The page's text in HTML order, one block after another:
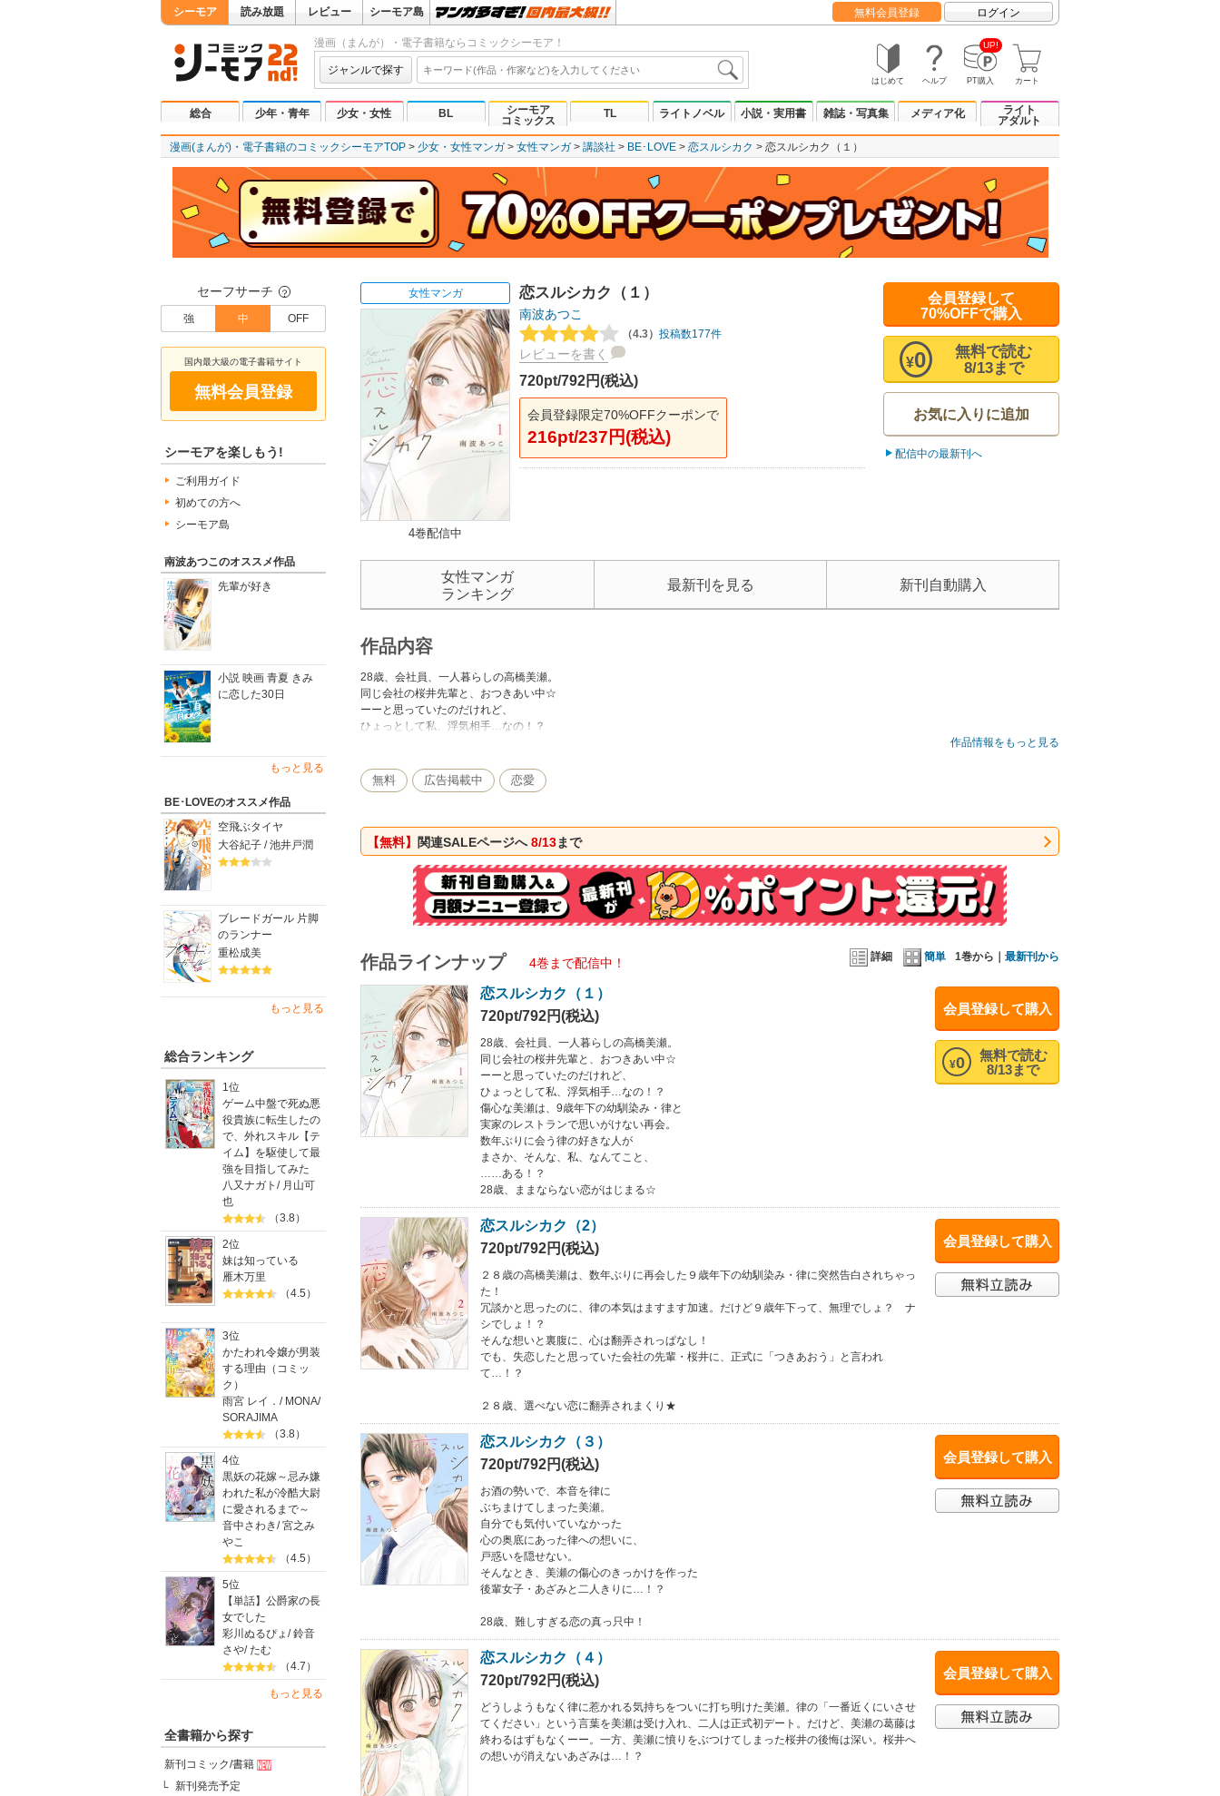
シーモア 読み放題 レビュー シーモア島 無料会員登録 ログイン
漫画（まんが）・電子書籍ならコミックシーモア！
ジャンルで探す
はじめて ヘルプ
UP!
PT購入 カート
総合 少年・青年 少女・女性 BL
シーモア
コミックス
TL ライトノベル 小説・実用書 雑誌・写真集 メディア化
ライト
アダルト
漫画(まんが)・電子書籍のコミックシーモアTOP 少女・女性マンガ 女性マンガ 講談社 BE･LOVE 恋スルシカク 恋スルシカク（１）
セーフサーチ ？
強 中 OFF
国内最大級の電子書籍サイト
無料会員登録
シーモアを楽しもう!
ご利用ガイド
初めての方へ
シーモア島
南波あつこのオススメ作品
先輩が好き
小説 映画 青夏 きみ
に恋した30日
もっと見る
BE･LOVEのオススメ作品
空飛ぶタイヤ
大谷紀子 / 池井戸潤
ブレードガール 片脚
のランナー
重松成美
もっと見る
総合ランキング
1位
ゲーム中盤で死ぬ悪
役貴族に転生したの
で、外れスキル【テ
イム】を駆使して最
強を目指してみた
八又ナガト / 月山可
也
（3.8）
2位
妹は知っている
雁木万里
（4.5）
3位
かたわれ令嬢が男装
する理由（コミッ
ク）
雨宮 レイ． / MONA/
SORAJIMA
（3.8）
4位
黒妖の花嫁～忌み嫌
われた私が冷酷大尉
に愛されるまで～
音中さわき/宮之み
やこ
（4.5）
5位
【単話】公爵家の長
女でした
彩川ぬるぴょ /鈴音
さや/たむ
（4.7）
もっと見る
全書籍から探す
新刊コミック/書籍
新刊発売予定
女性マンガ
4巻配信中
恋スルシカク（１）
南波あつこ
（4.3） 投稿数177件
レビューを書く
720pt/792円(税込)
会員登録限定70%OFFクーポンで
216pt/237円(税込)
会員登録して
70%OFFで購入
無料で読む
8/13まで
¥0
お気に入りに追加
配信中の最新刊へ
女性マンガ
ランキング
最新刊を見る 新刊自動購入
作品内容
28歳、会社員、一人暮らしの高橋美瀬。
同じ会社の桜井先輩と、おつきあい中☆
ーーと思っていたのだけれど、
ひょっとして私、浮気相手…なの！？
数年ぶりに会う律の好きな人が
まさか、そんな、私、なんてこと、
28歳、ままならない恋がはじまる☆
作品情報をもっと見る
無料 広告掲載中 恋愛
【無料】 関連SALEページへ8/13まで
詳細 簡単 1巻から｜ 最新刊から
作品ラインナップ 4巻まで配信中！
会員登録して購入
無料で読む
8/13まで
¥0
恋スルシカク（１）
720pt/792円(税込)
28歳、会社員、一人暮らしの高橋美瀬。
同じ会社の桜井先輩と、おつきあい中☆
ーーと思っていたのだけれど、
ひょっとして私、浮気相手…なの！？
傷心な美瀬は、9歳年下の幼馴染み・律と
実家のレストランで思いがけない再会。
数年ぶりに会う律の好きな人が
まさか、そんな、私、なんてこと、
……ある！？
28歳、ままならない恋がはじまる☆
会員登録して購入
恋スルシカク（2）
720pt/792円(税込)
２８歳の高橋美瀬は、数年ぶりに再会した９歳年下の幼馴染み・律に突然告白されちゃっ
た！
冗談かと思ったのに、律の本気はますます加速。だけど９歳年下って、無理でしょ？ ナ
シでしょ！？
そんな想いと裏腹に、心は翻弄されっぱなし！
でも、失恋したと思っていた会社の先輩・桜井に、正式に「つきあおう」と言われ
て…！？
２８歳、選べない恋に翻弄されまくり★
会員登録して購入
恋スルシカク（３）
720pt/792円(税込)
お酒の勢いで、本音を律に
ぶちまけてしまった美瀬。
自分でも気付いていなかった
心の奥底にあった律への想いに、
戸惑いを隠せない。
そんなとき、美瀬の傷心のきっかけを作った
後輩女子・あざみと二人きりに…！？
28歳、難しすぎる恋の真っ只中！
会員登録して購入
恋スルシカク（４）
720pt/792円(税込)
どうしようもなく律に惹かれる気持ちをついに打ち明けた美瀬。律の「一番近くにいさせ
てください」という言葉を美瀬は受け入れ、二人は正式初デート。だけど、美瀬の葛藤は
終わるはずもなくーー。一方、美瀬に憤りをぶつけてしまった桜井の後悔は深い。桜井へ
の想いが消えないあざみは…！？